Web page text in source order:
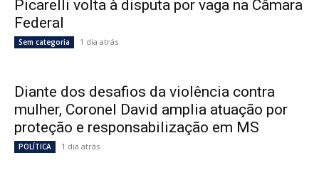
Picarelli volta à disputa por vaga na Câmara
Federal
Sem categoria 1 dia atrás
Diante dos desafios da violência contra
mulher, Coronel David amplia atuação por
proteção e responsabilização em MS
POLÍTICA 1 dia atrás